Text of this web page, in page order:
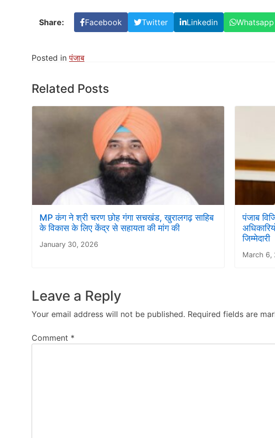
Share: Facebook Twitter Linkedin Whatsapp
Posted inपंजाब
Related Posts
MP कंग ने श्री चरण छोह गंगा सचखंड, खुरालगढ़ साहिब
के विकास के लिए केंद्र से सहायता की मांग की
January 30, 2026
पंजाब
जिम्मेदारी
March 6,
Leave a Reply
Your email address will not be published. Required fields are
Comment *